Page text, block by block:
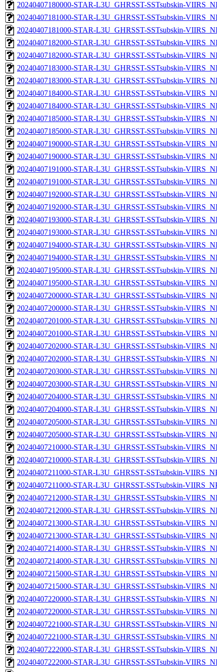
20240407180000-STAR-L3U_GHRSST-SSTsubskin-
20240407181000-STAR-L3U_GHRSST-SSTsubskin-
20240407181000-STAR-L3U_GHRSST-SSTsubskin-
20240407182000-STAR-L3U_GHRSST-SSTsubskin-
20240407182000-STAR-L3U_GHRSST-SSTsubskin-
20240407183000-STAR-L3U_GHRSST-SSTsubskin-
20240407183000-STAR-L3U_GHRSST-SSTsubskin-
20240407184000-STAR-L3U_GHRSST-SSTsubskin-
20240407184000-STAR-L3U_GHRSST-SSTsubskin-
20240407185000-STAR-L3U_GHRSST-SSTsubskin-
20240407185000-STAR-L3U_GHRSST-SSTsubskin-
20240407190000-STAR-L3U_GHRSST-SSTsubskin-
20240407190000-STAR-L3U_GHRSST-SSTsubskin-
20240407191000-STAR-L3U_GHRSST-SSTsubskin-
20240407191000-STAR-L3U_GHRSST-SSTsubskin-
20240407192000-STAR-L3U_GHRSST-SSTsubskin-
20240407192000-STAR-L3U_GHRSST-SSTsubskin-
20240407193000-STAR-L3U_GHRSST-SSTsubskin-
20240407193000-STAR-L3U_GHRSST-SSTsubskin-
20240407194000-STAR-L3U_GHRSST-SSTsubskin-
20240407194000-STAR-L3U_GHRSST-SSTsubskin-
20240407195000-STAR-L3U_GHRSST-SSTsubskin-
20240407195000-STAR-L3U_GHRSST-SSTsubskin-
20240407200000-STAR-L3U_GHRSST-SSTsubskin-
20240407200000-STAR-L3U_GHRSST-SSTsubskin-
20240407201000-STAR-L3U_GHRSST-SSTsubskin-
20240407201000-STAR-L3U_GHRSST-SSTsubskin-
20240407202000-STAR-L3U_GHRSST-SSTsubskin-
20240407202000-STAR-L3U_GHRSST-SSTsubskin-
20240407203000-STAR-L3U_GHRSST-SSTsubskin-
20240407203000-STAR-L3U_GHRSST-SSTsubskin-
20240407204000-STAR-L3U_GHRSST-SSTsubskin-
20240407204000-STAR-L3U_GHRSST-SSTsubskin-
20240407205000-STAR-L3U_GHRSST-SSTsubskin-
20240407205000-STAR-L3U_GHRSST-SSTsubskin-
20240407210000-STAR-L3U_GHRSST-SSTsubskin-
20240407210000-STAR-L3U_GHRSST-SSTsubskin-
20240407211000-STAR-L3U_GHRSST-SSTsubskin-
20240407211000-STAR-L3U_GHRSST-SSTsubskin-
20240407212000-STAR-L3U_GHRSST-SSTsubskin-
20240407212000-STAR-L3U_GHRSST-SSTsubskin-
20240407213000-STAR-L3U_GHRSST-SSTsubskin-
20240407213000-STAR-L3U_GHRSST-SSTsubskin-
20240407214000-STAR-L3U_GHRSST-SSTsubskin-
20240407214000-STAR-L3U_GHRSST-SSTsubskin-
20240407215000-STAR-L3U_GHRSST-SSTsubskin-
20240407215000-STAR-L3U_GHRSST-SSTsubskin-
20240407220000-STAR-L3U_GHRSST-SSTsubskin-
20240407220000-STAR-L3U_GHRSST-SSTsubskin-
20240407221000-STAR-L3U_GHRSST-SSTsubskin-
20240407221000-STAR-L3U_GHRSST-SSTsubskin-
20240407222000-STAR-L3U_GHRSST-SSTsubskin-
20240407222000-STAR-L3U_GHRSST-SSTsubskin-